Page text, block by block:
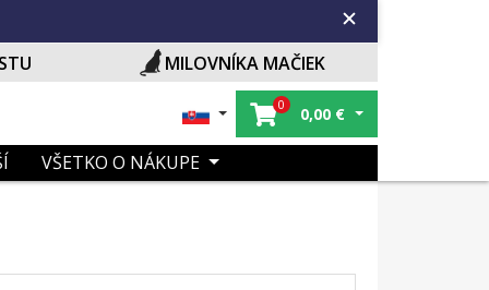
MILOVNÍKA MAČIEK
0 0,00 €
VŠETKO O NÁKUPE